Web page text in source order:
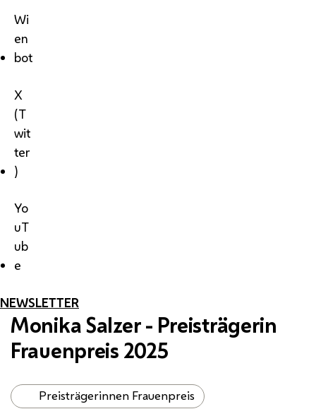
Wi
en
bot
X
(T
wit
ter
)
Yo
uT
ub
e
NEWSLETTER
Monika Salzer - Preisträgerin
Frauenpreis 2025
Preisträgerinnen Frauenpreis